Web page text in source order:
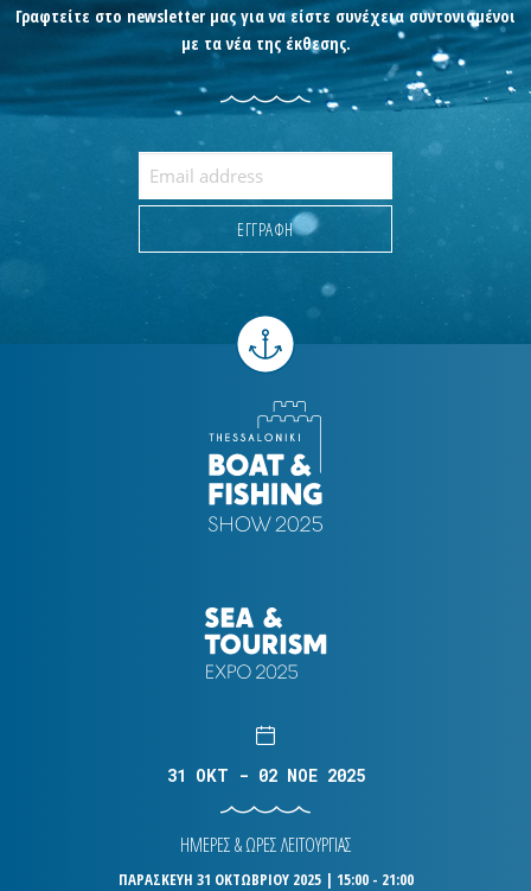
Γραφτείτε στο newsletter μας για να είστε συνέχεια συντονισμένοι
με τα νέα της έκθεσης.
31 OKT - 02 NOE 2025
ΗΜΕΡΕΣ & ΩΡΕΣ ΛΕΙΤΟΥΡΓΙΑΣ
ΠΑΡΑΣΚΕΥΗ 31 ΟΚΤΩΒΡΙΟΥ 2025 | 15:00 - 21:00